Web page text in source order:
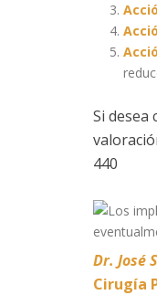
Si
440
Dr. José
Cirugía